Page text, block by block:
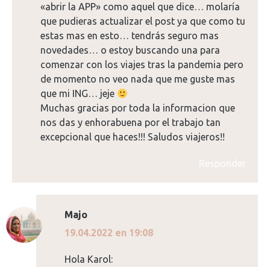
«abrir la APP» como aquel que dice… molaría
que pudieras actualizar el post ya que como tu
estas mas en esto… tendrás seguro mas
novedades… o estoy buscando una para
comenzar con los viajes tras la pandemia pero
de momento no veo nada que me guste mas
que mi ING… jeje
Muchas gracias por toda la informacion que
nos das y enhorabuena por el trabajo tan
excepcional que haces!!! Saludos viajeros!!
Responder
Majo
dice:
19.04.2022 en 19:08
Hola Karol: